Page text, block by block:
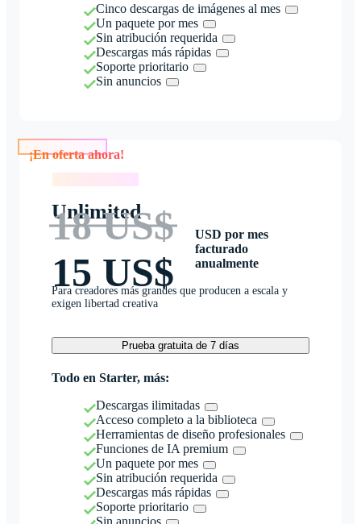
Cinco descargas de imágenes al mes
Un paquete por mes
Sin atribución requerida
Descargas más rápidas
Soporte prioritario
Sin anuncios
Unlimited
18 US$
15 US$
USD por mes
facturado
anualmente
Para creadores más grandes que producen a escala y
exigen libertad creativa
Prueba gratuita de 7 días
Todo en Starter, más:
Descargas ilimitadas
Acceso completo a la biblioteca
Herramientas de diseño profesionales
Funciones de IA premium
Un paquete por mes
Sin atribución requerida
Descargas más rápidas
Soporte prioritario